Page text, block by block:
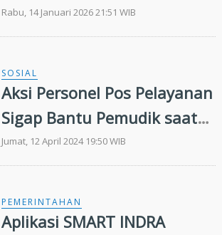
Publik Tahun 2025
Rabu, 14 Januari 2026 21:51 WIB
SOSIAL
Aksi Personel Pos Pelayanan
Sigap Bantu Pemudik saat
Ban Mobil Pecah di Jalimtim
Jumat, 12 April 2024 19:50 WIB
PEMERINTAHAN
Aplikasi SMART INDRA